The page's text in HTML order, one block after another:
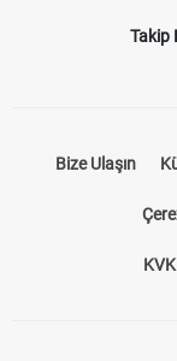
Takip
Bize Ulaşın